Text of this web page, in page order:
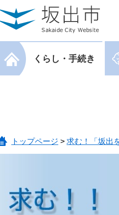
メニューを閉じる
くらし・手続き
トップページ > 求む！「坂出